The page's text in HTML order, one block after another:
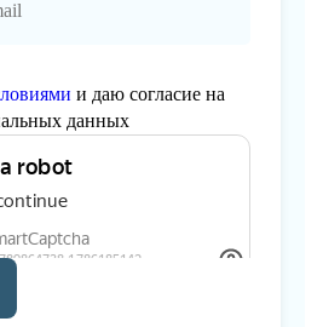
и даю согласие на
данных